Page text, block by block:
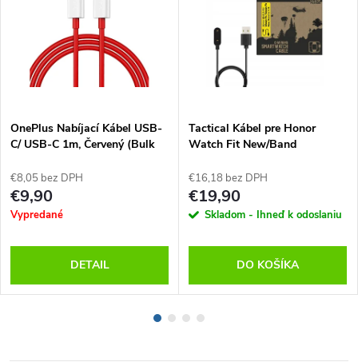
OnePlus Nabíjací Kábel USB-
C/ USB-C 1m, Červený (Bulk
€8,05 bez DPH
€9,90
Vypredané
DETAIL
Tactical Kábel pre Honor
Watch Fit New/Band
€16,18 bez DPH
€19,90
Skladom - Ihneď k odoslaniu
DO KOŠÍKA